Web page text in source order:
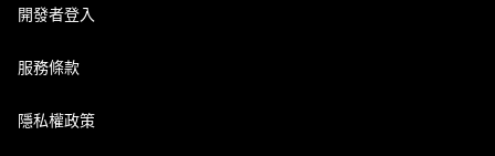
開發者登入
服務條款
隱私權政策